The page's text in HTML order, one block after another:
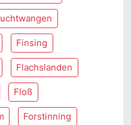
Finsing
Flachslanden
Floß
Forstinning